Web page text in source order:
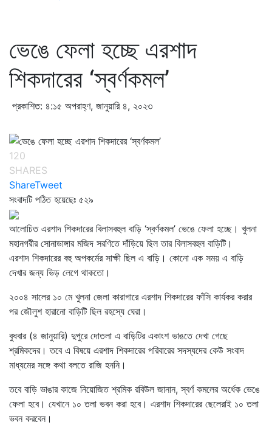
ভেঙে ফেলা হচ্ছে এরশাদ
শিকদারের ‘স্বর্ণকমল’
প্রকাশিত: ৪:১৫ অপরাহ্ণ, জানুয়ারি ৪, ২০২৩
120
SHARES
ShareTweet
সংবাদটি পঠিত হয়েছেঃ ৫২৯
আলোচিত এরশাদ শিকদারের বিলাসবহুল বাড়ি ‘স্বর্ণকমল’ ভেঙে ফেলা হচ্ছে। খুলনা
মহানগরীর সোনাডাঙ্গার মজিদ সরণিতে দাঁড়িয়ে ছিল তার বিলাসবহুল বাড়িটি।
এরশাদ শিকদারের বহু অপকর্মের সাক্ষী ছিল এ বাড়ি। কোনো এক সময় এ বাড়ি
দেখার জন্য ভিড় লেগে থাকতো।
২০০৪ সালের ১০ মে খুলনা জেলা কারাগারে এরশাদ শিকদারের ফাঁসি কার্যকর করার
পর জৌলুশ হারানো বাড়িটি ছিল রহস্যে ঘেরা।
বুধবার (৪ জানুয়ারি) দুপুরে দোতলা এ বাড়িটির একাংশ ভাঙতে দেখা গেছে
শ্রমিকদের। তবে এ বিষয়ে এরশাদ শিকদারের পরিবারের সদস্যদের কেউ সংবাদ
মাধ্যমের সঙ্গে কথা বলতে রাজি হননি।
তবে বাড়ি ভাঙার কাজে নিয়োজিত শ্রমিক রবিউল জানান, স্বর্ণ কমলের অর্ধেক ভেঙে
ফেলা হবে। যেখানে ১০ তলা ভবন করা হবে। এরশাদ শিকদারের ছেলেরাই ১০ তলা
ভবন করবেন।